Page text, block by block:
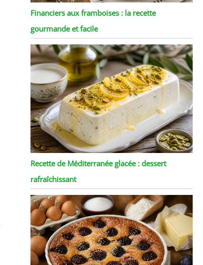
Financiers aux framboises : la recette
gourmande et facile
Recette de Méditerranée glacée : dessert
rafraîchissant